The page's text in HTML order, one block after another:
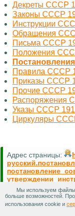
Декреты СССР
Законы СССР
Инструкции
Обращения
Письма СССР
Положения
Правила СССР
Приказы СССР
Прочие СССР
Распоряжения
Указы СССР
Циркуляры
Адрес страницы:
Разработка
Мы используем файлы
больше возможностей.
использования cookie и